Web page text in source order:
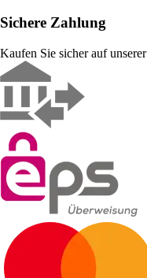
Sichere Zahlung
Kaufen Sie sicher auf